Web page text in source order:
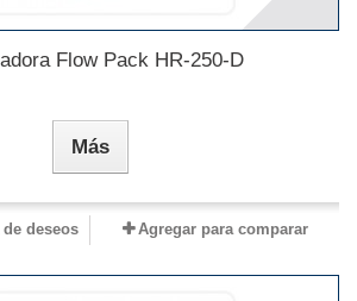
Flow Pack HR-250-D
Más
deseos Agregar para comparar